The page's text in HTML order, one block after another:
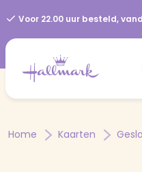
Voor 22.00 uur besteld,
Home Kaarten